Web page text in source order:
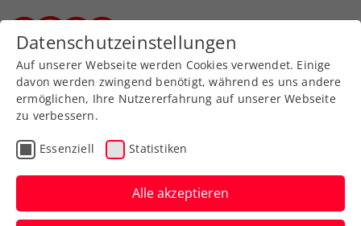
Zurück zur Newsübersicht
Turniere
Damen Generationen
Doppel Turnier
Datenschutzeinstellungen
Auf unserer Webseite werden Cookies verwendet. Einige
davon werden zwingend benötigt, während es uns andere
ermöglichen, Ihre Nutzererfahrung auf unserer Webseite
zu verbessern.
Essenziell Statistiken
Alle akzeptieren